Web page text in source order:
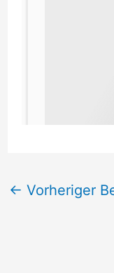
← Vorheriger